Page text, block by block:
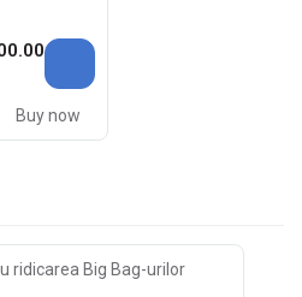
Buy now
ridicarea Big Bag-urilor